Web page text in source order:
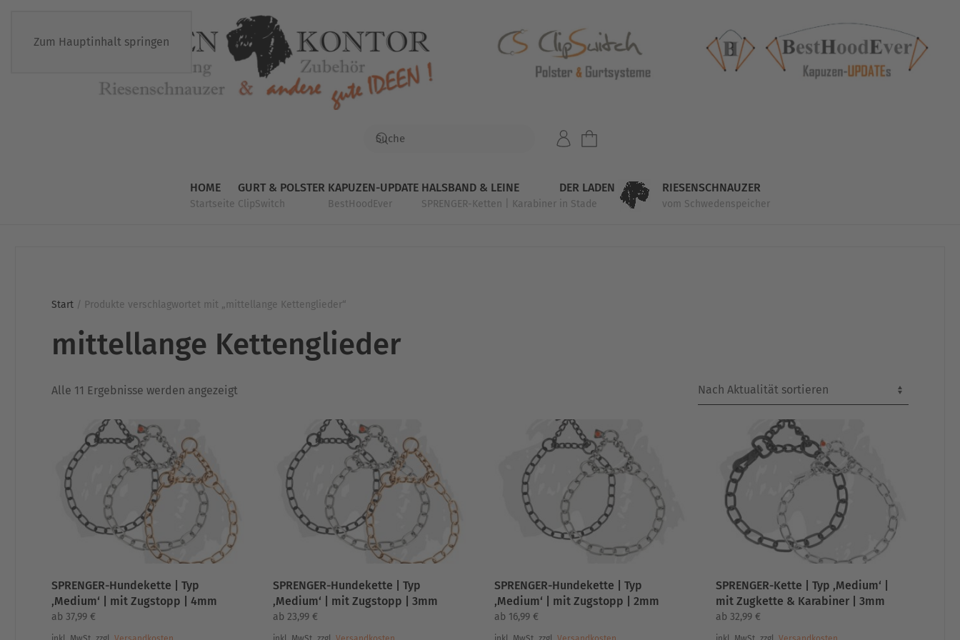
Zum Hauptinhalt springen
HOME
Startseite
GURT & POLSTER
ClipSwitch
KAPUZEN-UPDATE
BestHoodEver
HALSBAND & LEINE
SPRENGER-Ketten | Karabiner
DER LADEN
in Stade
RIESENSCHNAUZER
vom Schwedenspeicher
Start / Produkte verschlagwortet mit „mittellange Kettenglieder“
mittellange Kettenglieder
Alle 11 Ergebnisse werden angezeigt
SPRENGER-Hundekette | Typ
‚Medium‘ | mit Zugstopp | 4mm
ab 37,99 €
SPRENGER-Hundekette | Typ
‚Medium‘ | mit Zugstopp | 3mm
ab 23,99 €
SPRENGER-Hundekette | Typ
‚Medium‘ | mit Zugstopp | 2mm
ab 16,99 €
SPRENGER-Kette | Typ ‚Medium‘ |
mit Zugkette & Karabiner | 3mm
ab 32,99 €